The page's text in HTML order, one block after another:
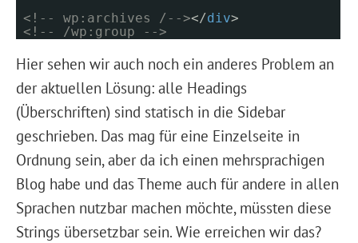
<!-- wp:archives /--></div>
<!-- /wp:group -->
Hier sehen wir auch noch ein anderes Problem an
der aktuellen Lösung: alle Headings
(Überschriften) sind statisch in die Sidebar
geschrieben. Das mag für eine Einzelseite in
Ordnung sein, aber da ich einen mehrsprachigen
Blog habe und das Theme auch für andere in allen
Sprachen nutzbar machen möchte, müssten diese
Strings übersetzbar sein. Wie erreichen wir das?